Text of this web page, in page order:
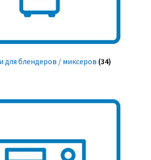
для блендеров / миксеров (34)